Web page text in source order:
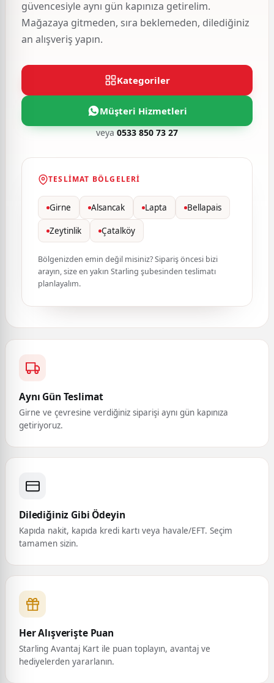
güvencesiyle aynı gün kapınıza getirelim.
Mağazaya gitmeden, sıra beklemeden, dilediğiniz
an alışveriş yapın.
Kategoriler
Müşteri Hizmetleri
veya0533 850 73 27
TESLIMAT BÖLGELERI
Girne Alsancak Lapta Bellapais
Zeytinlik Çatalköy
Bölgenizden emin değil misiniz? Sipariş öncesi bizi
arayın, size en yakın Starling şubesinden teslimatı
planlayalım.
Aynı Gün Teslimat
Girne ve çevresine verdiğiniz siparişi aynı gün kapınıza
getiriyoruz.
Dilediğiniz Gibi Ödeyin
Kapıda nakit, kapıda kredi kartı veya havale/EFT. Seçim
tamamen sizin.
Her Alışverişte Puan
Starling Avantaj Kart ile puan toplayın, avantaj ve
hediyelerden yararlanın.